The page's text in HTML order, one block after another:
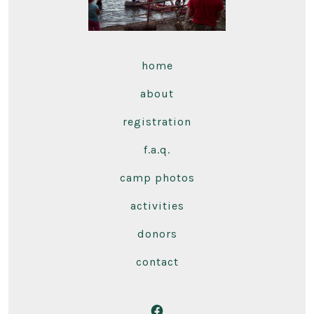
home
about
registration
f.a.q.
camp photos
activities
donors
contact